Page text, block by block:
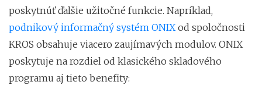
poskytnúť ďalšie užitočné funkcie. Napríklad,
podnikový informačný systém ONIX od spoločnosti
KROS obsahuje viacero zaujímavých modulov. ONIX
poskytuje na rozdiel od klasického skladového
programu aj tieto benefity: